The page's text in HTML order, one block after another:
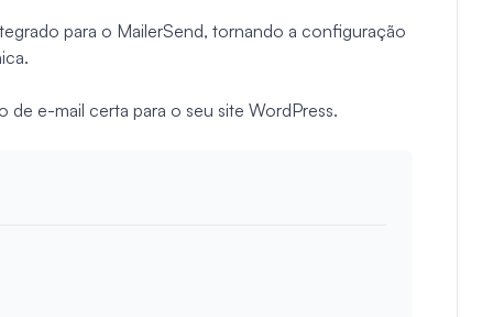
para o MailerSend, tornando a configuração
de e-mail certa para o seu site WordPress.